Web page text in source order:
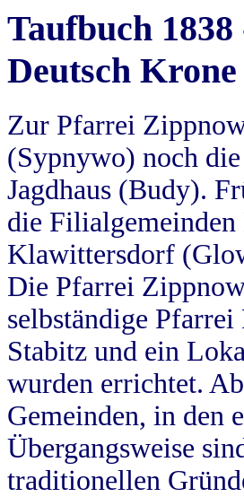
Taufbuch
Deutsch Krone
Zur Pfarrei
(Sypnywo) noch
Jagdhaus (Budy).
die
Klawittersdorf
Die Pfarrei
selbständige
Stabitz und ein
wurden errichtet.
Gemeinden, in den
Übergangsweise
traditionellen